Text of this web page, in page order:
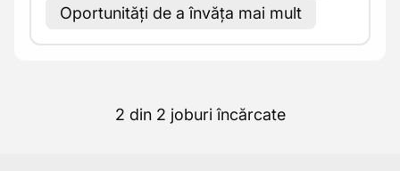
Oportunități de a învăța mai mult
2 din 2 joburi încărcate